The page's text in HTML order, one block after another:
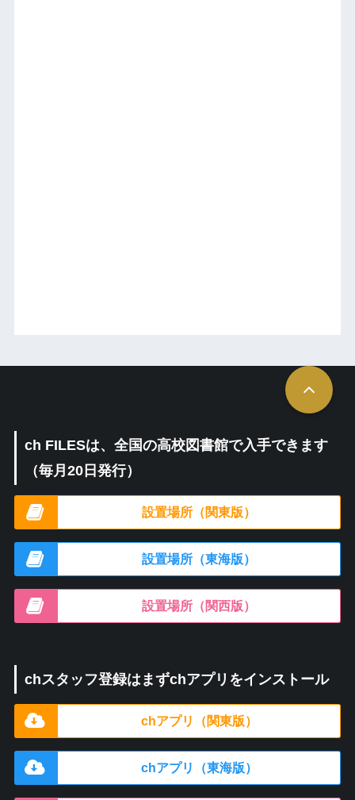
ch FILESは、全国の高校図書館で入手できます
（毎月20日発行）
設置場所（関東版）
設置場所（東海版）
設置場所（関西版）
chスタッフ登録はまずchアプリをインストール
chアプリ（関東版）
chアプリ（東海版）